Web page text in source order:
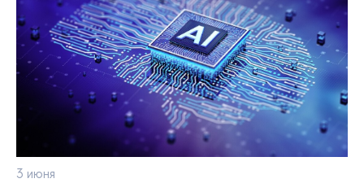
3 июня